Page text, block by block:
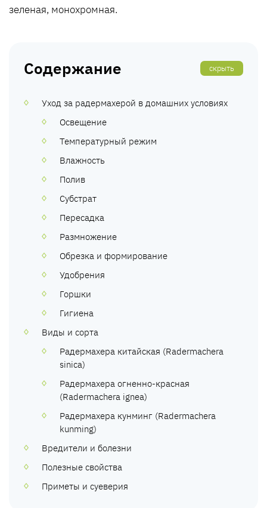
зеленая, монохромная.
Содержание скрыть
Уход за радермахерой в домашних условиях
Освещение
Температурный режим
Влажность
Полив
Субстрат
Пересадка
Размножение
Обрезка и формирование
Удобрения
Горшки
Гигиена
Виды и сорта
Радермахера китайская (Radermachera
sinica)
Радермахера огненно-красная
(Radermachera ignea)
Радермахера кунминг (Radermachera
kunming)
Вредители и болезни
Полезные свойства
Приметы и суеверия